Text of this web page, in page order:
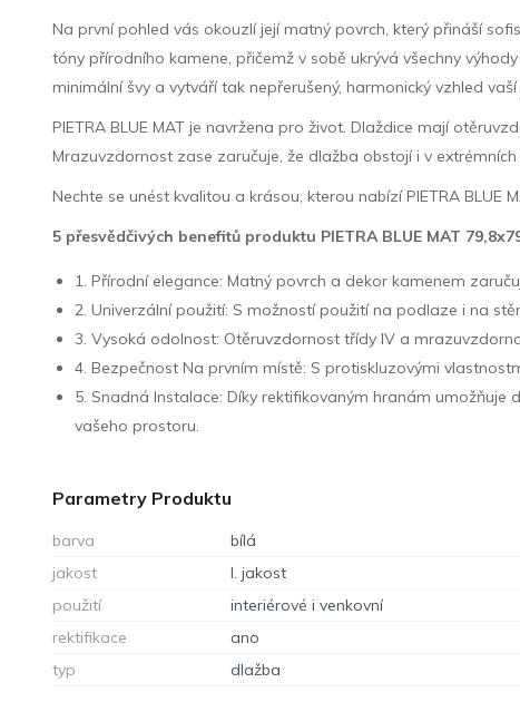
Na první pohled vás okouzlí její matný povrch, který přináší
tóny přírodního kamene, přičemž v sobě ukrývá všechny
minimální švy a vytváří tak nepřerušený, harmonický vzhled
PIETRA BLUE MAT je navržena pro život. Dlaždice mají
Mrazuvzdornost zase zaručuje, že dlažba obstojí i v
Nechte se unést kvalitou a krásou, kterou nabízí PIETRA BLUE
5 přesvědčivých benefitů produktu PIETRA BLUE MAT
1. Přírodní elegance: Matný povrch a dekor kamenem
2. Univerzální použití: S možností použití na podlaze i na
3. Vysoká odolnost: Otěruvzdornost třídy IV a
4. Bezpečnost Na prvním místě: S protiskluzovými
5. Snadná Instalace: Díky rektifikovaným hranám umožňuje
vašeho prostoru.
Parametry Produktu
barva bílá
jakost
I. jakost
použití
interiérové i venkovní
rektifikace
ano
typ
dlažba